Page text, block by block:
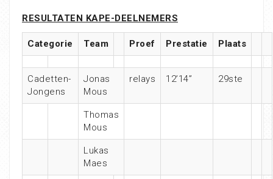
RESULTATEN KAPE-DEELNEMERS
Categorie Team Proef Prestatie Plaats
Cadetten-
Jongens
Jonas
Mous
relays 12’14” 29ste
Thomas
Mous
Lukas
Maes